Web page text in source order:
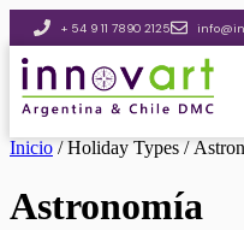
+ 54 9 11 7890 2125
Inicio / Holiday Types /
Astronomía